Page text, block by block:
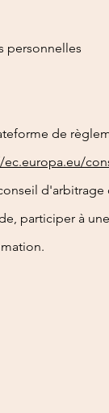
personnelles
de
participer à